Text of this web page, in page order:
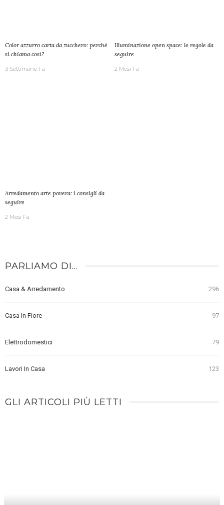
Color azzurro carta da zucchero: perché
si chiama così?
3 Settimane Fa
Illuminazione open space: le regole da
seguire
2 Mesi Fa
Arredamento arte povera: i consigli da
seguire
2 Mesi Fa
PARLIAMO DI…
Casa & Arredamento 296
Casa In Fiore 97
Elettrodomestici 79
Lavori In Casa 123
GLI ARTICOLI PIÙ LETTI